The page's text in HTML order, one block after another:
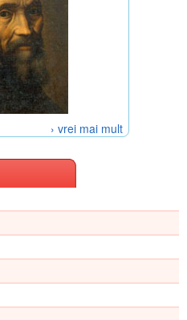
› vrei mai mult